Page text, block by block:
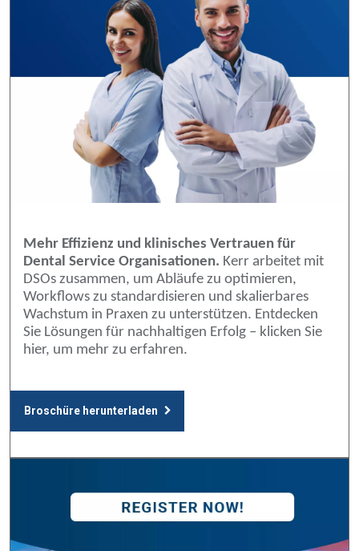
Mehr Effizienz und klinisches Vertrauen für
Dental Service Organisationen. Kerr arbeitet mit
DSOs zusammen, um Abläufe zu optimieren,
Workflows zu standardisieren und skalierbares
Wachstum in Praxen zu unterstützen. Entdecken
Sie Lösungen für nachhaltigen Erfolg – klicken Sie
hier, um mehr zu erfahren.
Broschüre herunterladen